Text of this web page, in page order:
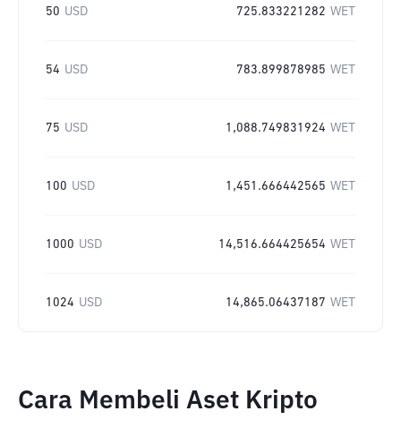
50 USD 725.833221282 WET
54 USD 783.899878985 WET
75 USD 1,088.749831924 WET
100 USD 1,451.666442565 WET
1000 USD 14,516.664425654 WET
1024 USD 14,865.06437187 WET
Cara Membeli Aset Kripto